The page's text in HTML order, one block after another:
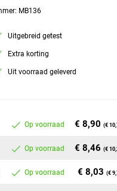
MB136
Uitgebreid getest
Extra korting
Uit voorraad geleverd
Op voorraad € 8,90(€
Op voorraad € 8,46(€
Op voorraad € 8,03(€